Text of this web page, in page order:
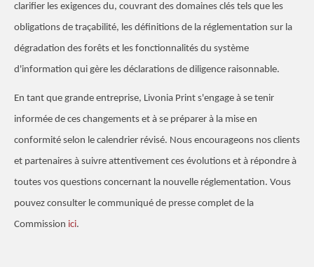
clarifier les exigences du, couvrant des domaines clés tels que les
obligations de traçabilité, les définitions de la réglementation sur la
dégradation des forêts et les fonctionnalités du système
d'information qui gère les déclarations de diligence raisonnable.
En tant que grande entreprise, Livonia Print s'engage à se tenir
informée de ces changements et à se préparer à la mise en
conformité selon le calendrier révisé. Nous encourageons nos clients
et partenaires à suivre attentivement ces évolutions et à répondre à
toutes vos questions concernant la nouvelle réglementation. Vous
pouvez consulter le communiqué de presse complet de la
Commission ici.